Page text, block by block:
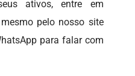
ativos, entre em
pelo nosso site
para falar com